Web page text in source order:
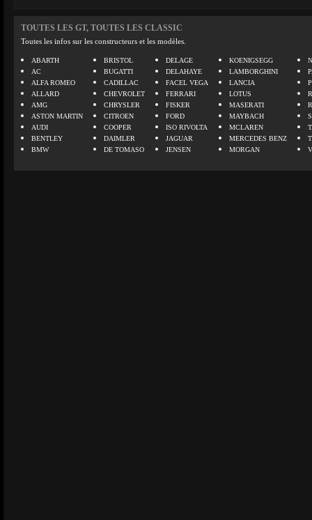
TOUTES LES GT, TOUTES LES CLASSIC
Toutes les infos sur les constructeurs et les modèles.
ABARTH
AC
ALFA ROMEO
ALLARD
AMG
ASTON MARTIN
AUDI
BENTLEY
BMW
BRISTOL
BUGATTI
CADILLAC
CHEVROLET
CHRYSLER
CITROEN
COOPER
DAIMLER
DE TOMASO
DELAGE
DELAHAYE
FACEL VEGA
FERRARI
FISKER
FORD
ISO RIVOLTA
JAGUAR
JENSEN
KOENIGSEGG
LAMBORGHINI
LANCIA
LOTUS
MASERATI
MAYBACH
MCLAREN
MERCEDES BENZ
MORGAN